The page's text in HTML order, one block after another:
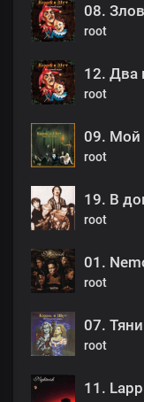
08.
root
12. Два
root
09. Мой
root
19. В
root
01.
root
07.
root